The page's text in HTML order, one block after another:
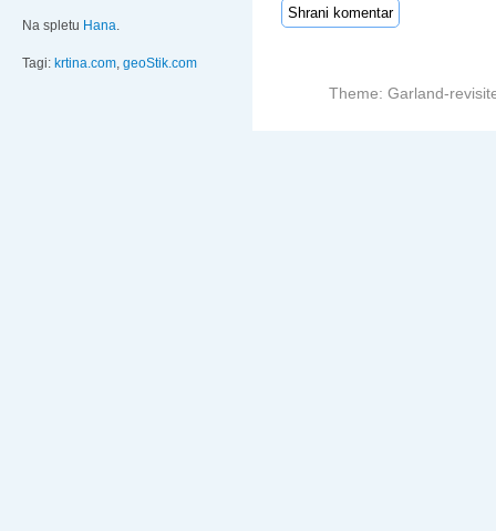
Na spletu Hana.
Tagi: krtina.com, geoStik.com
Theme: Garland-